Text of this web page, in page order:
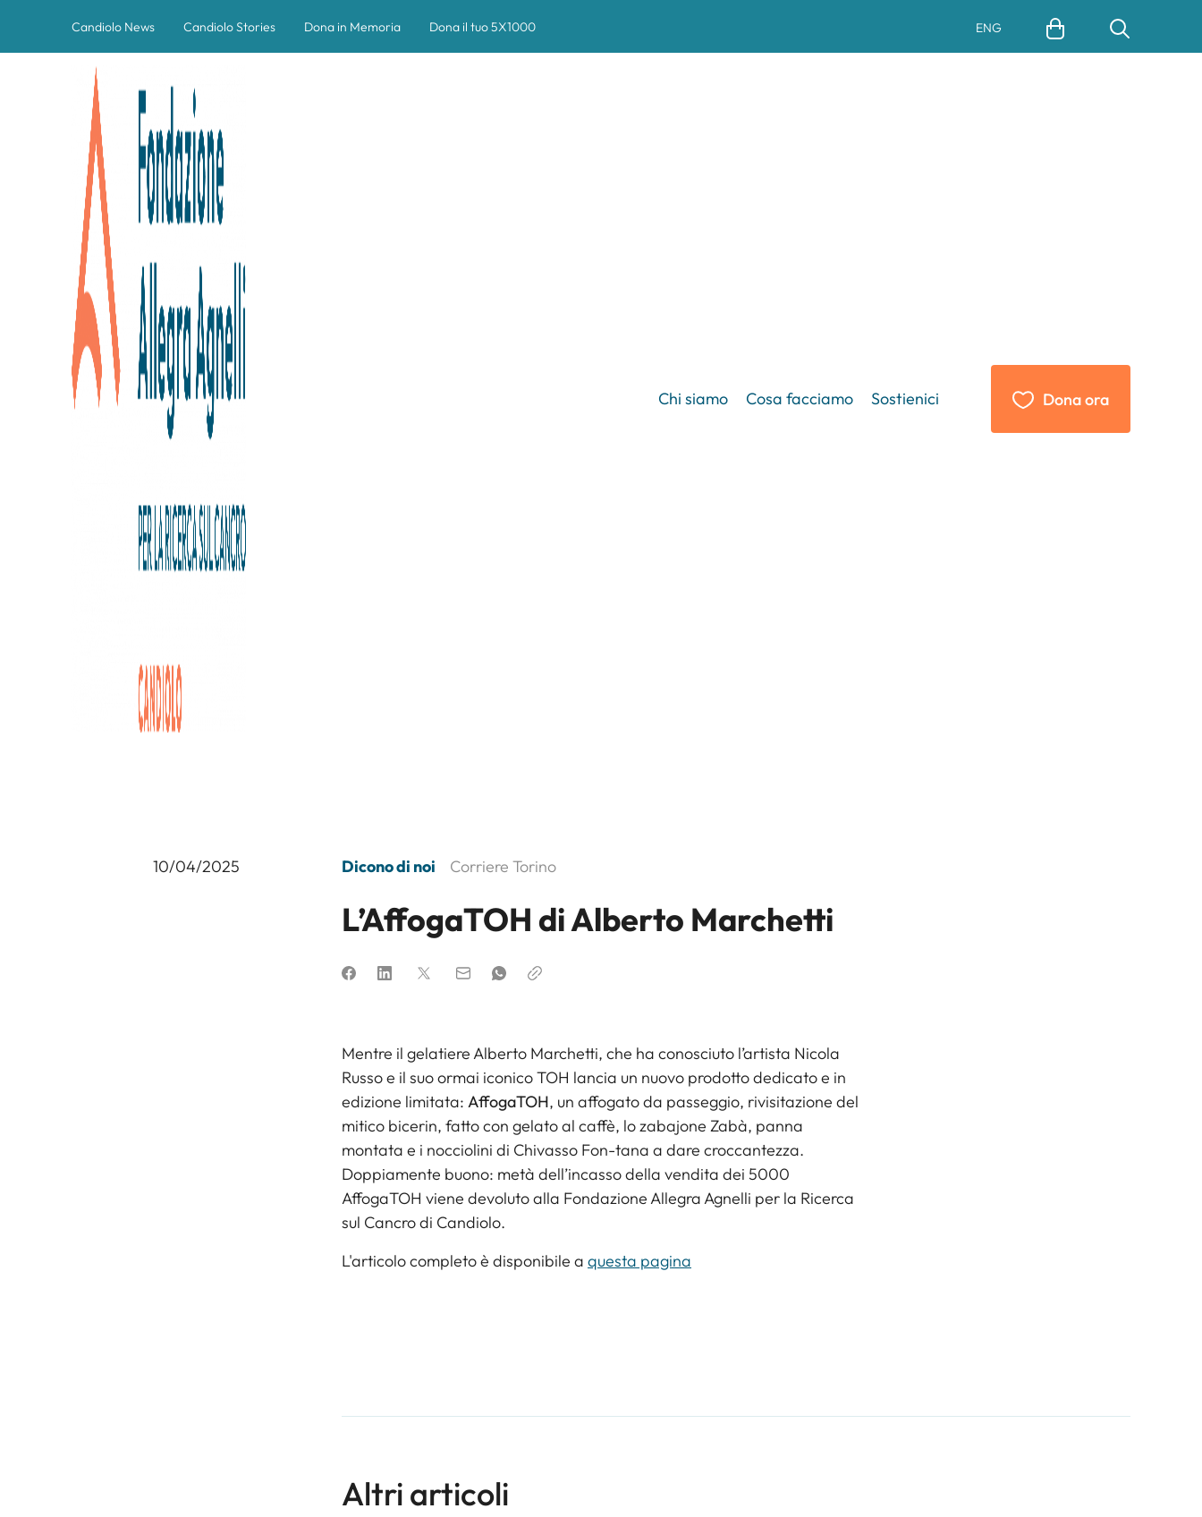
Candiolo News Candiolo Stories Dona in Memoria Dona il tuo 5X1000 ENG
Chi siamo Cosa facciamo Sostienici Dona ora
10/04/2025 Dicono di noi Corriere Torino
L’AffogaTOH di Alberto Marchetti
Mentre il gelatiere Alberto Marchetti, che ha conosciuto l’artista Nicola
Russo e il suo ormai iconico TOH lancia un nuovo prodotto dedicato e in
edizione limitata: AffogaTOH, un affogato da passeggio, rivisitazione del
mitico bicerin, fatto con gelato al caffè, lo zabajone Zabà, panna
montata e i nocciolini di Chivasso Fon-tana a dare croccantezza.
Doppiamente buono: metà dell’incasso della vendita dei 5000
AffogaTOH viene devoluto alla Fondazione Allegra Agnelli per la Ricerca
sul Cancro di Candiolo.
L'articolo completo è disponibile a questa pagina
Altri articoli